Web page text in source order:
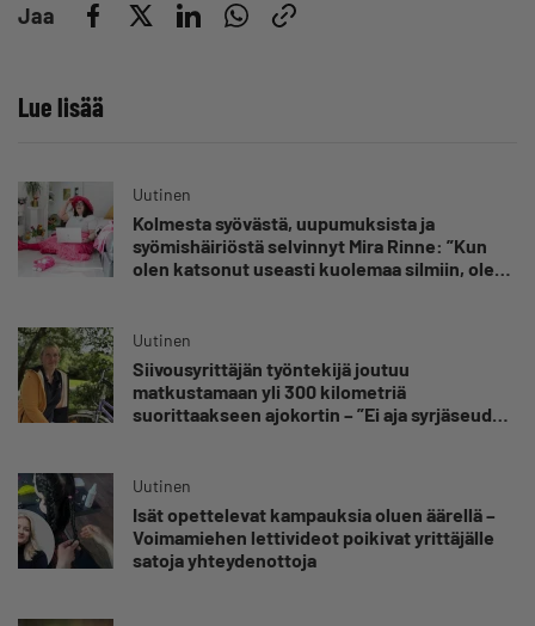
Jaa
Lue lisää
Uutinen
Kolmesta syövästä, uupumuksista ja
syömishäiriöstä selvinnyt Mira Rinne: ”Kun
olen katsonut useasti kuolemaa silmiin, olen
Uutinen
Siivousyrittäjän työntekijä joutuu
matkustamaan yli 300 kilometriä
suorittaakseen ajokortin – ”Ei aja syrjäseudun
Uutinen
Isät opettelevat kampauksia oluen äärellä –
Voimamiehen lettivideot poikivat yrittäjälle
satoja yhteydenottoja